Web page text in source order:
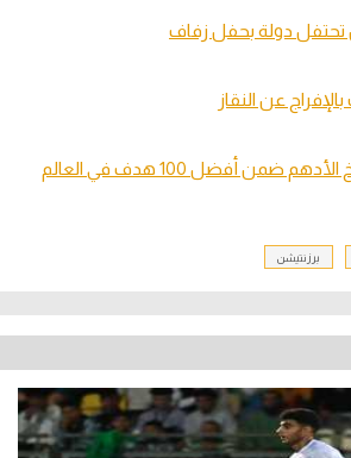
دولة بحفل زفاف
عن النقاز
أفضل 100 هدف في العالم
برزنتيشن